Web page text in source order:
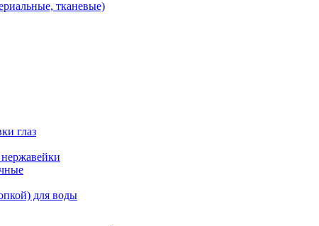
тканевые)
глаз
нержавейки
для воды